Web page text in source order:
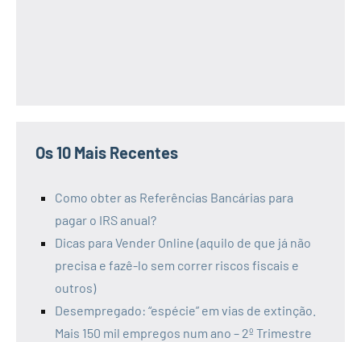
Os 10 Mais Recentes
Como obter as Referências Bancárias para
pagar o IRS anual?
Dicas para Vender Online (aquilo de que já não
precisa e fazê-lo sem correr riscos fiscais e
outros)
Desempregado: “espécie” em vias de extinção.
Mais 150 mil empregos num ano – 2º Trimestre